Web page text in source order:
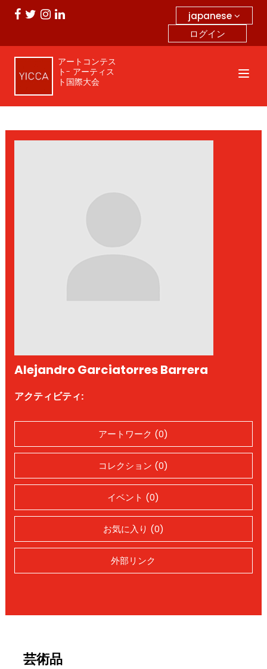
japanese
ログイン
アートコンテス
ト- アーティス
ト国際大会
Alejandro Garciatorres Barrera
アクティビティ:
アートワーク (0)
コレクション (0)
イベント (0)
お気に入り (0)
外部リンク
芸術品